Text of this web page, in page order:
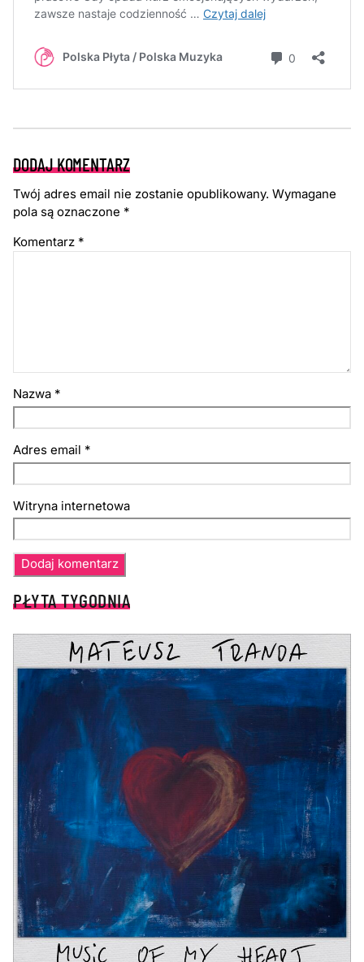
DODAJ KOMENTARZ
Twój adres email nie zostanie opublikowany. Wymagane
pola są oznaczone *
Komentarz *
Nazwa *
Adres email *
Witryna internetowa
PŁYTA TYGODNIA